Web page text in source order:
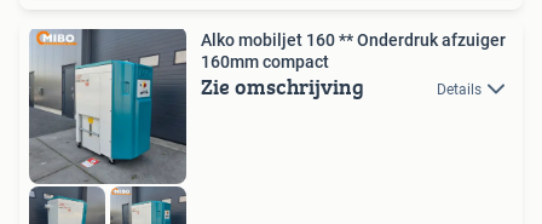
Alko mobiljet 160 ** Onderdruk afzuiger
160mm compact
Zie omschrijving Details